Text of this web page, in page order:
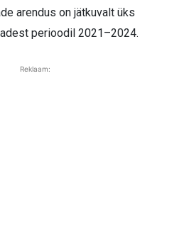
arendus on jätkuvalt üks
perioodil 2021–2024.
Reklaam: